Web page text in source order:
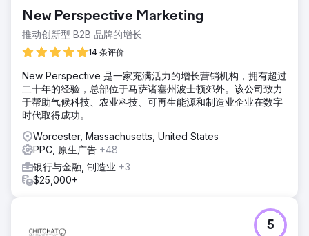
前往营销公司页面
New Perspective Marketing
推动创新型 B2B 品牌的增长
14 条评价
New Perspective 是一家充满活力的增长营销机构，拥有超过
二十年的经验，总部位于马萨诸塞州波士顿郊外。该公司致力
于帮助气候科技、农业科技、可再生能源和制造业企业在数字
时代取得成功。
Worcester, Massachusetts, United States
PPC, 原生广告 +48
银行与金融, 制造业 +3
$25,000+
5